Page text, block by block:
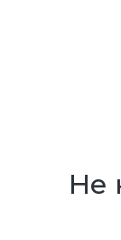
Не